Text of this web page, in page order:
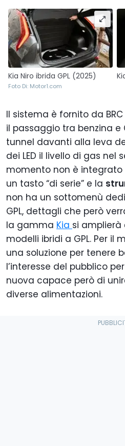
Kia Niro ibrida GPL (2025)
Foto Di: Motor1.com
Il sistema è fornito da BRC
il passaggio tra benzina e
tunnel davanti alla leva
dei LED il livello di gas nel
momento non è
un tasto “di serie” e la
non ha un sottomenù
GPL, dettagli che però
la gamma Kia si amplierà
modelli ibridi a GPL. Per il
una soluzione per tenere
l’interesse del pubblico
nuova capace però di
diverse alimentazioni.